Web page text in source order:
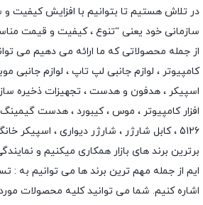
در تلاش هستیم تا بتوانیم با افزایش کیفیت
سازمانی خود یعنی “تنوع ، کیفیت و قیمت
از جمله محصولاتی که ما ارائه می دهیم می
کامپیوتر ، لوازم جانبی لپ تاپ ، لوازم جانبی
اسپیکر ، هدفون و هدست ، تجهیزات ذخیره
افزار کامپیوتر ، موس ،کیبورد ، هدست گیمینگ
5126 ،
کابل شارژر ، شارژر دیواری ، اسپیکر
برترین برند های بازار همکاری میکنیم و
ایم از جمله مهم ترین برند ها می توانیم به :
اشاره کنیم. شما می توانید کلیه محصولات